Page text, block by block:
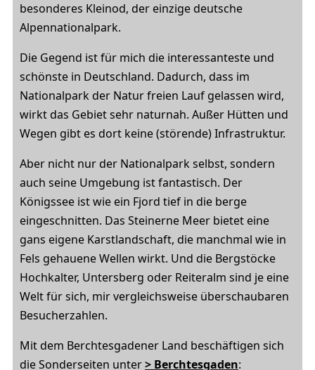
besonderes Kleinod, der einzige deutsche
Alpennationalpark.
Die Gegend ist für mich die interessanteste und
schönste in Deutschland. Dadurch, dass im
Nationalpark der Natur freien Lauf gelassen wird,
wirkt das Gebiet sehr naturnah. Außer Hütten und
Wegen gibt es dort keine (störende) Infrastruktur.
Aber nicht nur der Nationalpark selbst, sondern
auch seine Umgebung ist fantastisch. Der
Königssee ist wie ein Fjord tief in die berge
eingeschnitten. Das Steinerne Meer bietet eine
gans eigene Karstlandschaft, die manchmal wie in
Fels gehauene Wellen wirkt. Und die Bergstöcke
Hochkalter, Untersberg oder Reiteralm sind je eine
Welt für sich, mir vergleichsweise überschaubaren
Besucherzahlen.
Mit dem Berchtesgadener Land beschäftigen sich
die Sonderseiten unter> Berchtesgaden: